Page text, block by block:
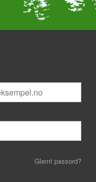
Glemt passord?